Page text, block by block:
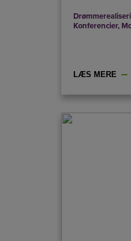
Konferencier,
LÆS MERE